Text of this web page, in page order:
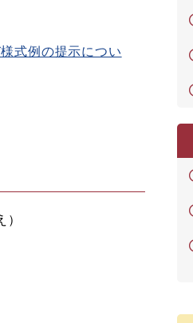
式例の提示につい